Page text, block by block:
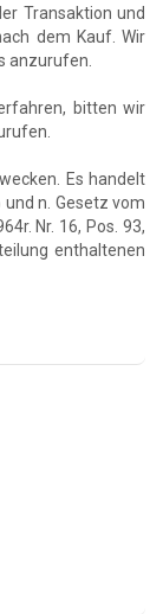
Transaktion und
dem Kauf. Wir
anzurufen.
bitten wir
Es handelt
n. Gesetz vom
Nr. 16, Pos. 93,
enthaltenen